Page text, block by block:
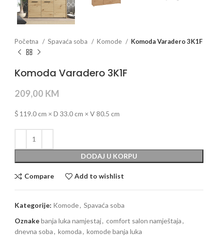
Početna Spavaća soba Komode Komoda Varadero 3K1F
Komoda Varadero 3K1F
209,00 KM
Š 119.0 cm × D 33.0 cm × V 80.5 cm
DODAJ U KORPU
Compare Add to wishlist
Kategorije: Komode, Spavaća soba
Oznakebanja luka namjestaj, comfort salon namještaja,
dnevna soba, komoda, komode banja luka